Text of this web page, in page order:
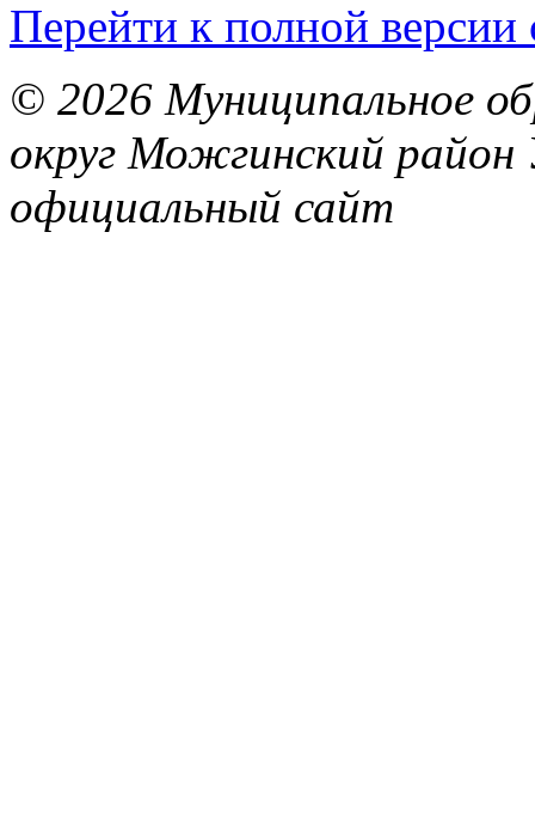
Перейти к полной версии
© 2026 Муниципальное
округ Можгинский район
официальный сайт